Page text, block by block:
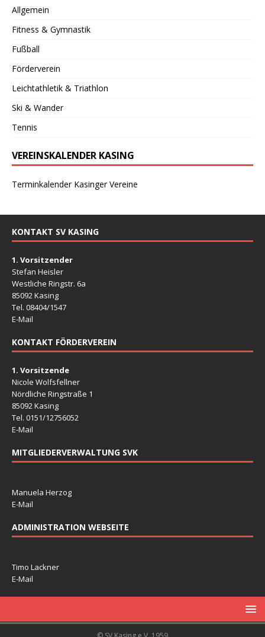
Allgemein
Fitness & Gymnastik
Fußball
Förderverein
Leichtathletik & Triathlon
Ski & Wander
Tennis
VEREINSKALENDER KASING
Terminkalender Kasinger Vereine
KONTAKT SV KASING
1. Vorsitzender
Stefan Heisler
Westliche Ringstr. 6a
85092 Kasing
Tel. 08404/1547
E-Mail
KONTAKT FÖRDERVEREIN
1. Vorsitzende
Nicole Wolfsfellner
Nördliche Ringstraße 1
85092 Kasing
Tel. 0151/12756052
E-Mail
MITGLIEDERVERWALTUNG SVK
Manuela Herzog
E-Mail
ADMINISTRATION WEBSEITE
Timo Lackner
E-Mail